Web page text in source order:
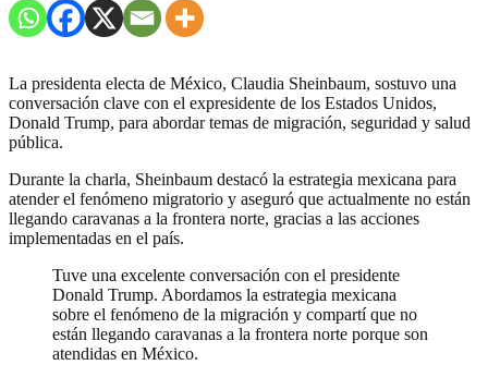
La presidenta electa de México, Claudia Sheinbaum, sostuvo una
conversación clave con el expresidente de los Estados Unidos,
Donald Trump, para abordar temas de migración, seguridad y salud
pública.
Durante la charla, Sheinbaum destacó la estrategia mexicana para
atender el fenómeno migratorio y aseguró que actualmente no están
llegando caravanas a la frontera norte, gracias a las acciones
implementadas en el país.
Tuve una excelente conversación con el presidente
Donald Trump. Abordamos la estrategia mexicana
sobre el fenómeno de la migración y compartí que no
están llegando caravanas a la frontera norte porque son
atendidas en México.